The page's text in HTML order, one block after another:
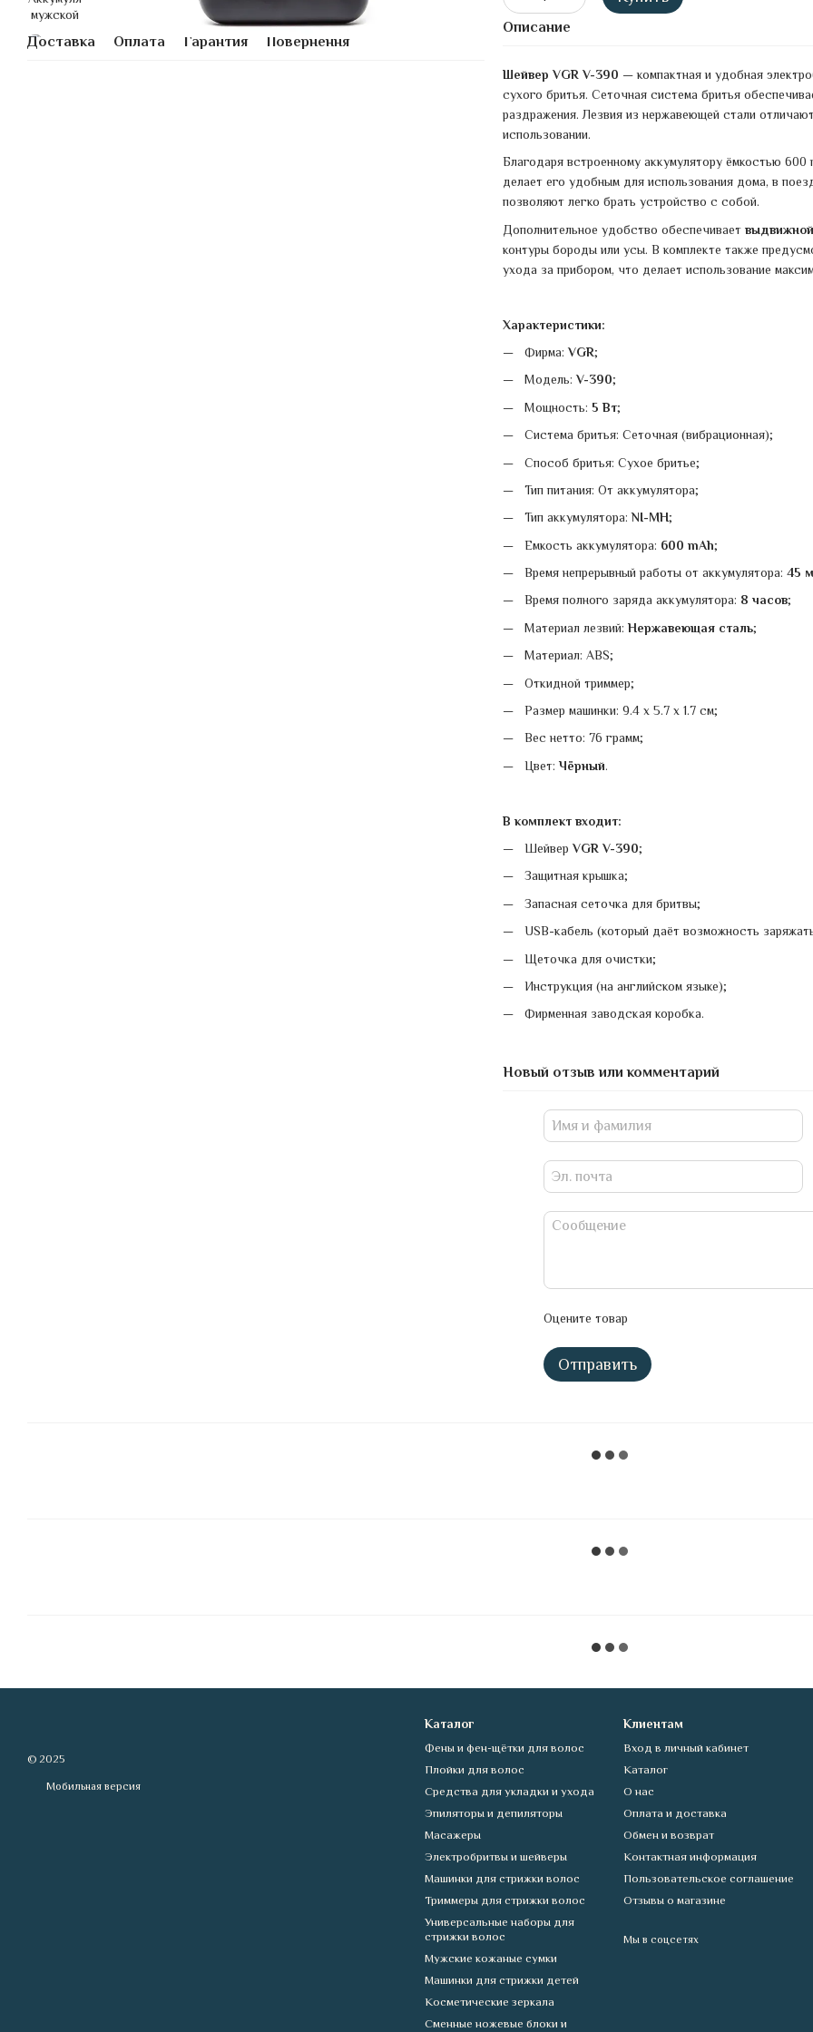
Доставка Оплата Гарантия Повернення
Описание
Шейвер VGR V-390 — компактная и удобная
сухого бритья. Сеточная система бритья
раздражения. Лезвия из нержавеющей стали
использовании.
Благодаря встроенному аккумулятору ёмкостью
делает его удобным для использования дома, в
позволяют легко брать устройство с собой.
Дополнительное удобство обеспечивает
контуры бороды или усы. В комплекте также
ухода за прибором, что делает использование
Характеристики:
Фирма:VGR;
Модель:V-390;
Мощность: 5 Вт;
Система бритья: Сеточная (вибрационная);
Способ бритья: Сухое бритье;
Тип питания: От аккумулятора;
Тип аккумулятора:NI-MH;
Емкость аккумулятора: 600 mAh;
Время непрерывный работы от аккумулятора: 45
Время полного заряда аккумулятора: 8 часов;
Материал лезвий: Нержавеющая сталь;
Материал: АВS;
Откидной триммер;
Размер машинки: 9.4 x 5.7 x 1.7 см;
Вес нетто: 76 грамм;
Цвет: Чёрный.
В комплект входит:
ШейверVGR V-390;
Защитная крышка;
Запасная сеточка для бритвы;
USВ-кабель (который даёт возможность
Щеточка для очистки;
Инструкция (на английском языке);
Фирменная заводская коробка.
Новый отзыв или комментарий
Оцените товар
Отправить
© 2025
Мобильная версия
Каталог
Фены и фен-щётки для волос
Плойки для волос
Средства для укладки и ухода
Эпиляторы и депиляторы
Масажеры
Электробритвы и шейверы
Машинки для стрижки волос
Триммеры для стрижки волос
Универсальные наборы для
стрижки волос
Мужские кожаные сумки
Машинки для стрижки детей
Косметические зеркала
Сменные ножевые блоки и
Клиентам
Вход в личный кабинет
Каталог
О нас
Оплата и доставка
Обмен и возврат
Контактная информация
Пользовательское соглашение
Отзывы о магазине
Мы в соцсетях